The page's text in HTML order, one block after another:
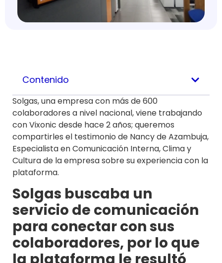
Contenido
Solgas, una empresa con más de 600
colaboradores a nivel nacional, viene trabajando
con Vixonic desde hace 2 años; queremos
compartirles el testimonio de Nancy de Azambuja,
Especialista en Comunicación Interna, Clima y
Cultura de la empresa sobre su experiencia con la
plataforma.
Solgas buscaba un
servicio de comunicación
para conectar con sus
colaboradores, por lo que